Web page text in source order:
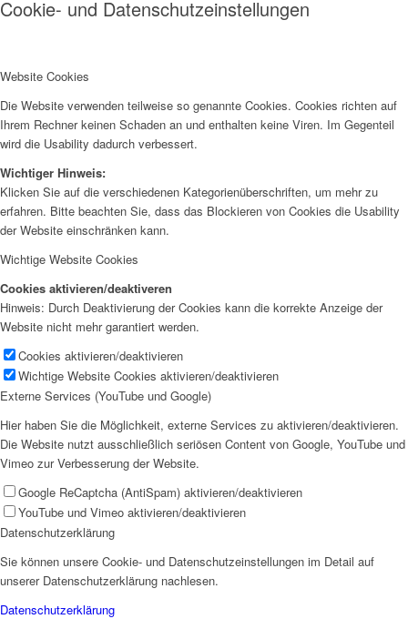
Cookie- und Datenschutzeinstellungen
Website Cookies
Die Website verwenden teilweise so genannte Cookies. Cookies richten auf
Ihrem Rechner keinen Schaden an und enthalten keine Viren. Im Gegenteil
wird die Usability dadurch verbessert.
Wichtiger Hinweis:
Klicken Sie auf die verschiedenen Kategorienüberschriften, um mehr zu
erfahren. Bitte beachten Sie, dass das Blockieren von Cookies die Usability
der Website einschränken kann.
Wichtige Website Cookies
Cookies aktivieren/deaktiveren
Hinweis: Durch Deaktivierung der Cookies kann die korrekte Anzeige der
Website nicht mehr garantiert werden.
Cookies aktivieren/deaktivieren
Wichtige Website Cookies aktivieren/deaktivieren
Externe Services (YouTube und Google)
Hier haben Sie die Möglichkeit, externe Services zu aktivieren/deaktivieren.
Die Website nutzt ausschließlich seriösen Content von Google, YouTube und
Vimeo zur Verbesserung der Website.
Google ReCaptcha (AntiSpam) aktivieren/deaktivieren
YouTube und Vimeo aktivieren/deaktivieren
Datenschutzerklärung
Sie können unsere Cookie- und Datenschutzeinstellungen im Detail auf
unserer Datenschutzerklärung nachlesen.
Datenschutzerklärung